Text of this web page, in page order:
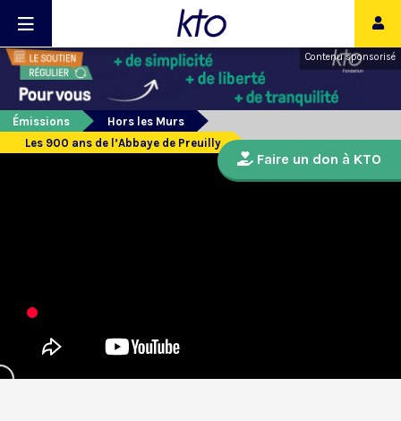
Contenu sponsorisé
Émissions
Hors les Murs
Les 900 ans de l’Abbaye de Preuilly
Faire un don à KTO